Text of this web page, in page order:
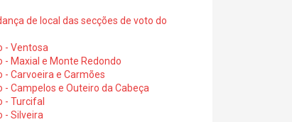
de local das secções de voto do
- Ventosa
- Maxial e Monte Redondo
- Carvoeira e Carmões
Campelos e Outeiro da Cabeça
- Turcifal
- Silveira